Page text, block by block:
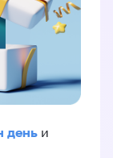
день и